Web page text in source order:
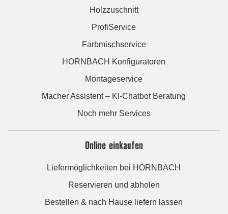
Holzzuschnitt
ProfiService
Farbmischservice
HORNBACH Konfiguratoren
Montageservice
Macher Assistent – KI-Chatbot Beratung
Noch mehr Services
Online einkaufen
Liefermöglichkeiten bei HORNBACH
Reservieren und abholen
Bestellen & nach Hause liefern lassen